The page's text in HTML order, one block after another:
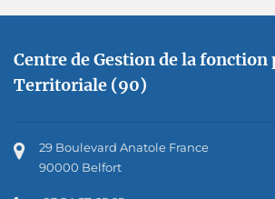
Centre de Gestion de la
Territoriale (90)
29 Boulevard Anatole France
90000 Belfort